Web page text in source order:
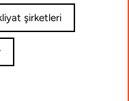
şirketleri